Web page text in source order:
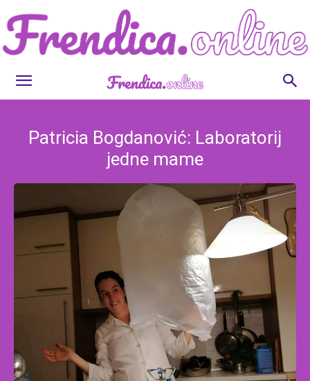
Frendica.online
Patricia Bogdanović: Laboratorij
jedne mame